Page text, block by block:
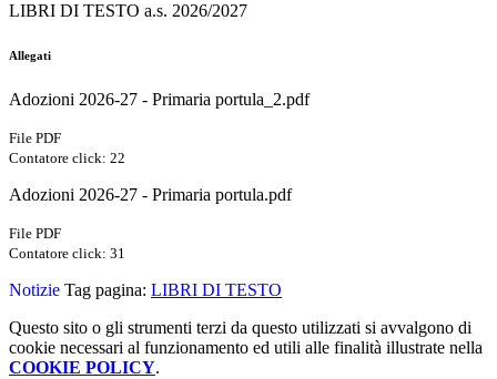
LIBRI DI TESTO a.s. 2026/2027
Allegati
Adozioni 2026-27 - Primaria portula_2.pdf
File PDF
Contatore click: 22
Adozioni 2026-27 - Primaria portula.pdf
File PDF
Contatore click: 31
Notizie Tag pagina: LIBRI DI TESTO
Questo sito o gli strumenti terzi da questo utilizzati si avvalgono di
cookie necessari al funzionamento ed utili alle finalità illustrate nella
COOKIE POLICY.